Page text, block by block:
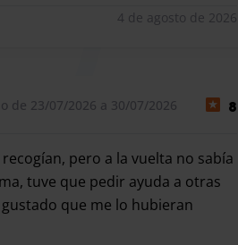
4 de agosto de 2026
de 23/07/2026 a 30/07/2026 8
pero a la vuelta no sabía
tuve que pedir ayuda a otras
que me lo hubieran